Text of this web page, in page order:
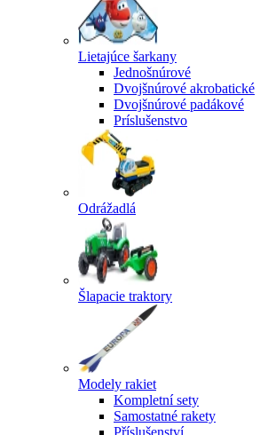
Lietajúce šarkany
Jednošnúrové
Dvojšnúrové akrobatické
Dvojšnúrové padákové
Príslušenstvo
Odrážadlá
Šlapacie traktory
Modely rakiet
Kompletní sety
Samostatné rakety